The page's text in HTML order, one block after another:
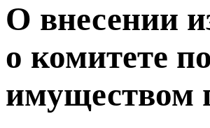
О внесении
о комитете
имуществом